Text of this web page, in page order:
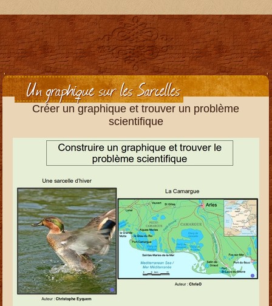
Un graphique sur les Sarcelles
Créer un graphique et trouver un problème
scientifique